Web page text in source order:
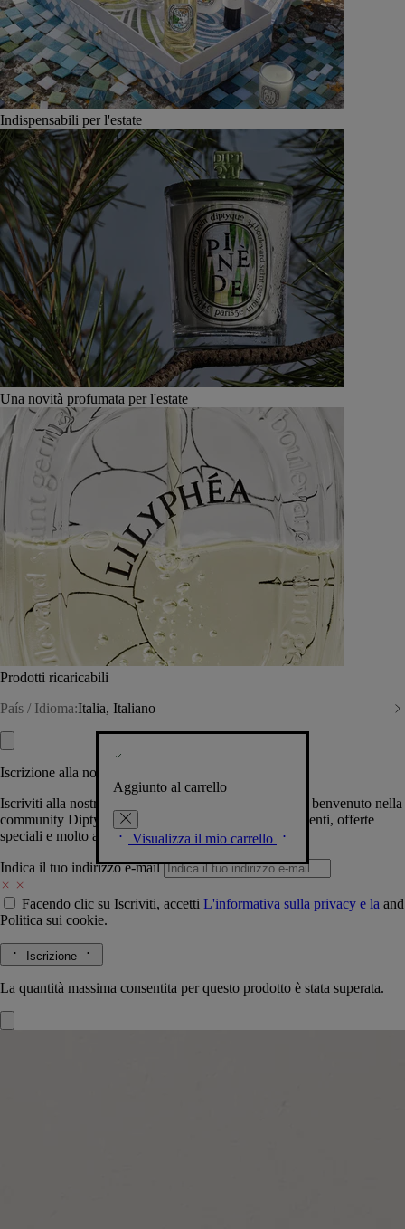
Indispensabili per l'estate
Una novità profumata per l'estate
Prodotti ricaricabili
País / Idioma:Italia, Italiano
Aggiunto al carrello
Visualizza il mio carrello
Iscrizione alla nostra Newsletter
Iscriviti alla nostra newsletter per permetterci di darti il benvenuto nella
community Diptyque e tenerti al corrente su novità, eventi, offerte
speciali e molto altro.
Indica il tuo indirizzo e-mail
Facendo clic su Iscriviti, accetti L'informativa sulla privacy e la and
Politica sui cookie.
Iscrizione
La quantità massima consentita per questo prodotto è stata superata.